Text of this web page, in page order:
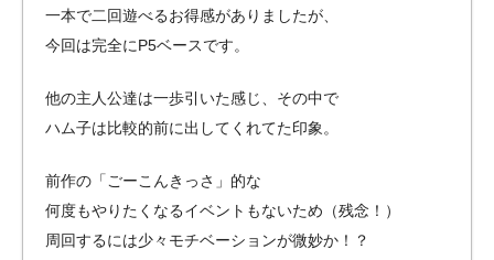
一本で二回遊べるお得感がありましたが、
今回は完全にP5ベースです。
他の主人公達は一歩引いた感じ、その中で
ハム子は比較的前に出してくれてた印象。
前作の「ごーこんきっさ」的な
何度もやりたくなるイベントもないため（残念！）
周回するには少々モチベーションが微妙か！？